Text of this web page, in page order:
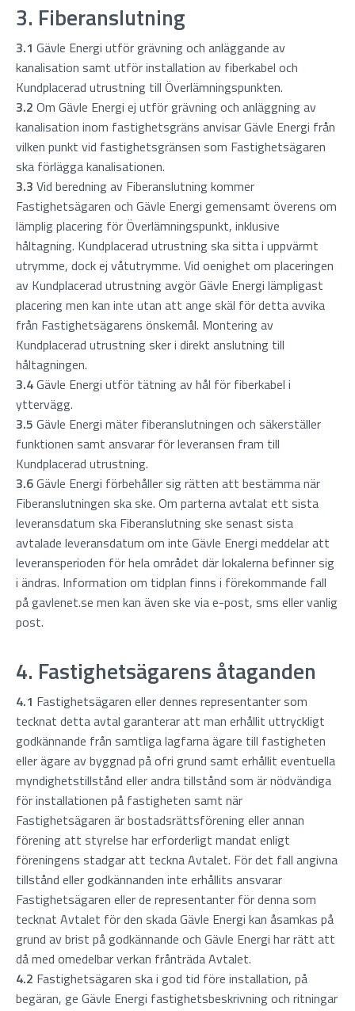
3. Fiberanslutning
3.1 Gävle Energi utför grävning och anläggande av
kanalisation samt utför installation av fiberkabel och
Kundplacerad utrustning till Överlämningspunkten.
3.2 Om Gävle Energi ej utför grävning och anläggning av
kanalisation inom fastighetsgräns anvisar Gävle Energi från
vilken punkt vid fastighetsgränsen som Fastighetsägaren
ska förlägga kanalisationen.
3.3 Vid beredning av Fiberanslutning kommer
Fastighetsägaren och Gävle Energi gemensamt överens om
lämplig placering för Överlämningspunkt, inklusive
håltagning. Kundplacerad utrustning ska sitta i uppvärmt
utrymme, dock ej våtutrymme. Vid oenighet om placeringen
av Kundplacerad utrustning avgör Gävle Energi lämpligast
placering men kan inte utan att ange skäl för detta avvika
från Fastighetsägarens önskemål. Montering av
Kundplacerad utrustning sker i direkt anslutning till
håltagningen.
3.4Gävle Energi utför tätning av hål för fiberkabel i
yttervägg.
3.5 Gävle Energi mäter fiberanslutningen och säkerställer
funktionen samt ansvarar för leveransen fram till
Kundplacerad utrustning.
3.6Gävle Energi förbehåller sig rätten att bestämma när
Fiberanslutningen ska ske. Om parterna avtalat ett sista
leveransdatum ska Fiberanslutning ske senast sista
avtalade leveransdatum om inte Gävle Energi meddelar att
leveransperioden för hela området där lokalerna befinner sig
i ändras. Information om tidplan finns i förekommande fall
på gavlenet.se men kan även ske via e-post, sms eller vanlig
post.
4. Fastighetsägarens åtaganden
4.1 Fastighetsägaren eller dennes representanter som
tecknat detta avtal garanterar att man erhållit uttryckligt
godkännande från samtliga lagfarna ägare till fastigheten
eller ägare av byggnad på ofri grund samt erhållit eventuella
myndighetstillstånd eller andra tillstånd som är nödvändiga
för installationen på fastigheten samt när
Fastighetsägaren är bostadsrättsförening eller annan
förening att styrelse har erforderligt mandat enligt
föreningens stadgar att teckna Avtalet. För det fall angivna
tillstånd eller godkännanden inte erhållits ansvarar
Fastighetsägaren eller de representanter för denna som
tecknat Avtalet för den skada Gävle Energi kan åsamkas på
grund av brist på godkännande och Gävle Energi har rätt att
då med omedelbar verkan frånträda Avtalet.
4.2 Fastighetsägaren ska i god tid före installation, på
begäran, ge Gävle Energi fastighetsbeskrivning och ritningar